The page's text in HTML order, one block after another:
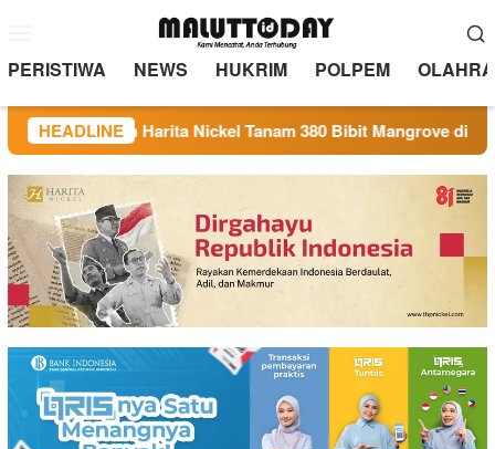
kontenMobile
PERISTIWA NEWS HUKRIM POLPEM
HEADLINE
dan Harita Nickel Tanam 380 Bibit Mangrove di Desa Soligi